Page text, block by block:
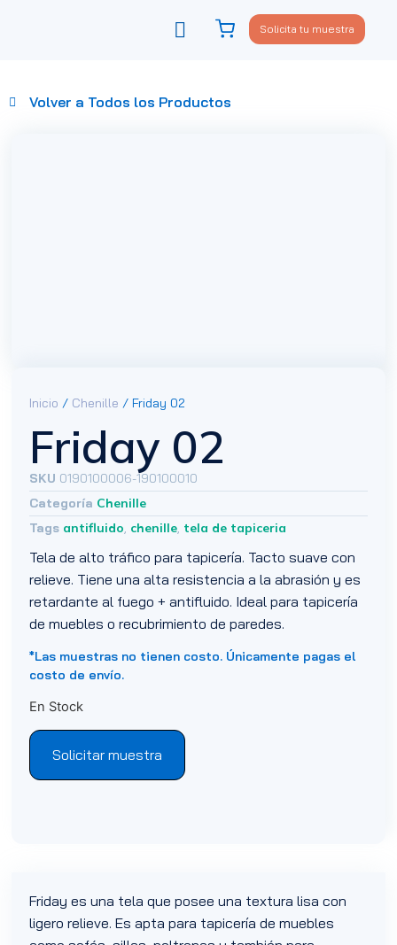
Solicita tu muestra
Volver a Todos los Productos
Inicio / Chenille / Friday 02
Friday 02
SKU 0190100006-190100010
Categoría Chenille
Tags antifluido, chenille, tela de tapiceria
Tela de alto tráfico para tapicería. Tacto suave con
relieve. Tiene una alta resistencia a la abrasión y es
retardante al fuego + antifluido. Ideal para tapicería
de muebles o recubrimiento de paredes.
*Las muestras no tienen costo. Únicamente pagas el
costo de envío.
En Stock
Solicitar muestra
Friday es una tela que posee una textura lisa con
ligero relieve. Es apta para tapicería de muebles